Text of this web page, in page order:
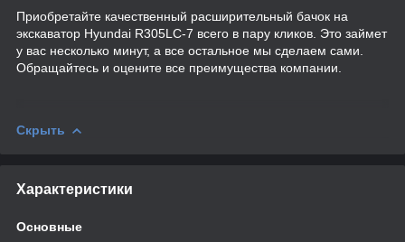
Приобретайте качественный расширительный бачок на
экскаватор Hyundai R305LC-7 всего в пару кликов. Это займет
у вас несколько минут, а все остальное мы сделаем сами.
Обращайтесь и оцените все преимущества компании.
Скрыть
Характеристики
Основные